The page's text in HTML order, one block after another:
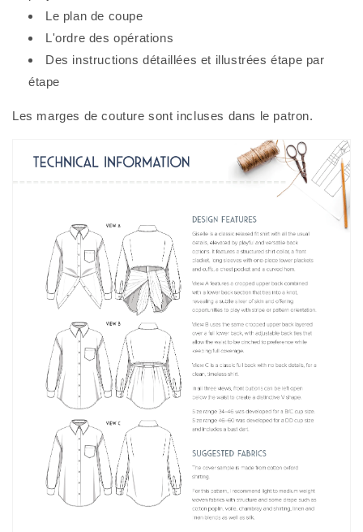
Le plan de coupe
L'ordre des opérations
Des instructions détaillées et illustrées étape par
étape
Les marges de couture sont incluses dans le patron.